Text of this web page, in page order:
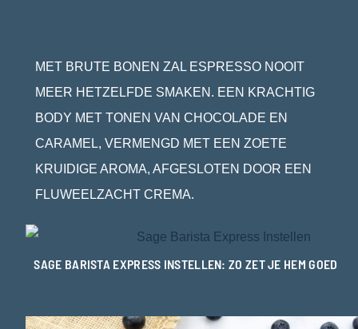
MET BRUTE BONEN ZAL ESPRESSO NOOIT
MEER HETZELFDE SMAKEN. EEN KRACHTIG
BODY MET TONEN VAN CHOCOLADE EN
CARAMEL, VERMENGD MET EEN ZOETE
KRUIDIGE AROMA, AFGESLOTEN DOOR EEN
FLUWEELZACHT CREMA.
SAGE BARISTA EXPRESS INSTELLEN: ZO ZET JE HEM GOED